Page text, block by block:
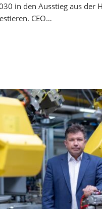
in den Ausstieg aus der
CEO…